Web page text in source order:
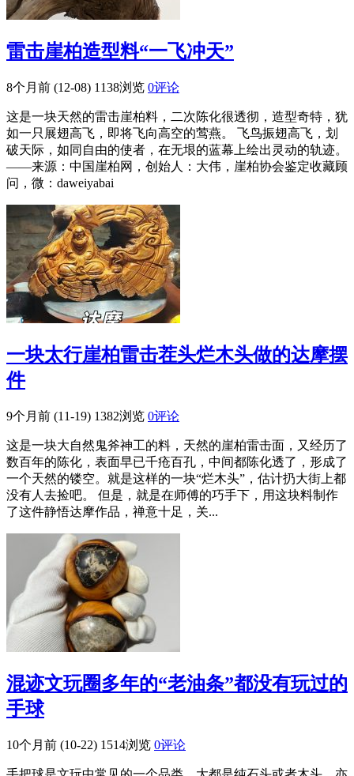
雷击崖柏造型料“一飞冲天”
8个月前 (12-08) 1138浏览 0评论
这是一块天然的雷击崖柏料，二次陈化很透彻，造型奇特，犹
如一只展翅高飞，即将飞向高空的莺燕。 飞鸟振翅高飞，划
破天际，如同自由的使者，在无垠的蓝幕上绘出灵动的轨迹。
——来源：中国崖柏网，创始人：大伟，崖柏协会鉴定收藏顾
问，微：daweiyabai
一块太行崖柏雷击茬头烂木头做的达摩摆
件
9个月前 (11-19) 1382浏览 0评论
这是一块大自然鬼斧神工的料，天然的崖柏雷击面，又经历了
数百年的陈化，表面早已千疮百孔，中间都陈化透了，形成了
一个天然的镂空。就是这样的一块“烂木头”，估计扔大街上都
没有人去捡吧。 但是，就是在师傅的巧手下，用这块料制作
了这件静悟达摩作品，禅意十足，关...
混迹文玩圈多年的“老油条”都没有玩过的
手球
10个月前 (10-22) 1514浏览 0评论